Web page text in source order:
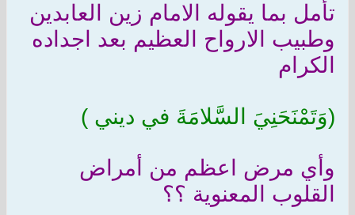
تأمل بما يقوله الامام زين العابدين
وطبيب الارواح العظيم بعد اجداده
الكرام
(وَتَمْنَحَنِيَ السَّلامَةَ في ديني )
وأي مرض اعظم من أمراض
القلوب المعنوية ؟؟